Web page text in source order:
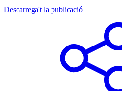
Descarrega't la publicació